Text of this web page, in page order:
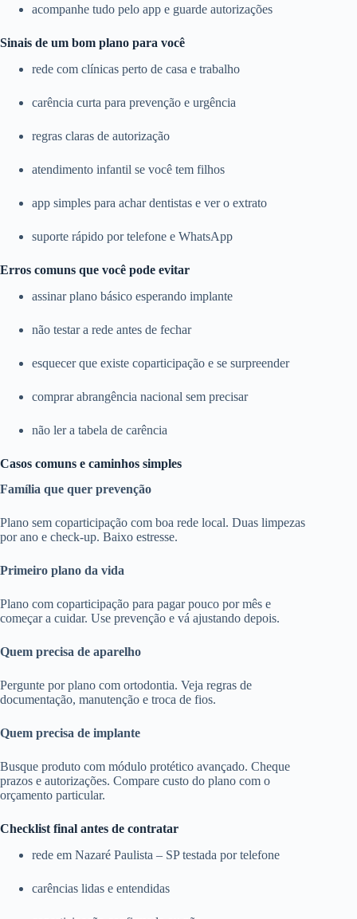
acompanhe tudo pelo app e guarde autorizações
Sinais de um bom plano para você
rede com clínicas perto de casa e trabalho
carência curta para prevenção e urgência
regras claras de autorização
atendimento infantil se você tem filhos
app simples para achar dentistas e ver o extrato
suporte rápido por telefone e WhatsApp
Erros comuns que você pode evitar
assinar plano básico esperando implante
não testar a rede antes de fechar
esquecer que existe coparticipação e se surpreender
comprar abrangência nacional sem precisar
não ler a tabela de carência
Casos comuns e caminhos simples
Família que quer prevenção
Plano sem coparticipação com boa rede local. Duas limpezas
por ano e check-up. Baixo estresse.
Primeiro plano da vida
Plano com coparticipação para pagar pouco por mês e
começar a cuidar. Use prevenção e vá ajustando depois.
Quem precisa de aparelho
Pergunte por plano com ortodontia. Veja regras de
documentação, manutenção e troca de fios.
Quem precisa de implante
Busque produto com módulo protético avançado. Cheque
prazos e autorizações. Compare custo do plano com o
orçamento particular.
Checklist final antes de contratar
rede em Nazaré Paulista – SP testada por telefone
carências lidas e entendidas